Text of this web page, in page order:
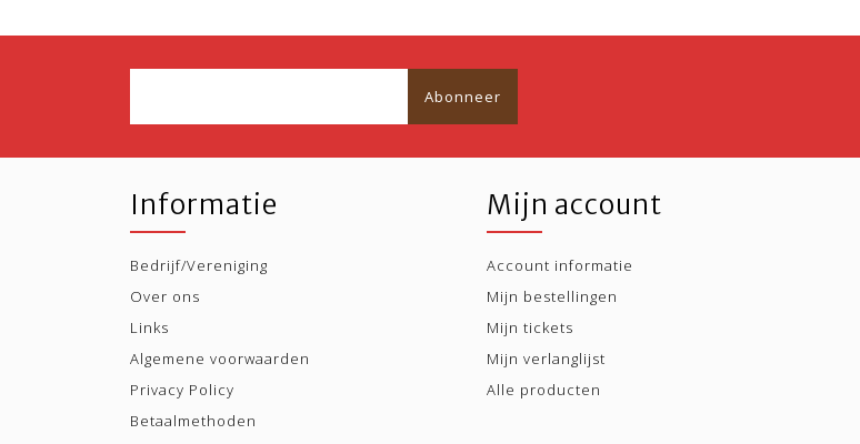
Abonneer
Informatie
Bedrijf/Vereniging
Over ons
Links
Algemene voorwaarden
Privacy Policy
Betaalmethoden
Mijn account
Account informatie
Mijn bestellingen
Mijn tickets
Mijn verlanglijst
Alle producten